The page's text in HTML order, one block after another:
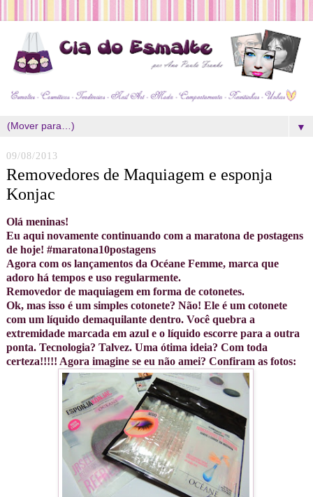
▼
09/08/2013
Removedores de Maquiagem e esponja
Konjac
Olá meninas!
Eu aqui novamente continuando com a maratona de postagens
de hoje! #maratona10postagens
Agora com os lançamentos da Océane Femme, marca que
adoro há tempos e uso regularmente.
Removedor de maquiagem em forma de cotonetes.
Ok, mas isso é um simples cotonete? Não! Ele é um cotonete
com um líquido demaquilante dentro. Você quebra a
extremidade marcada em azul e o líquido escorre para a outra
ponta. Tecnologia? Talvez. Uma ótima ideia? Com toda
certeza!!!!! Agora imagine se eu não amei? Confiram as fotos: